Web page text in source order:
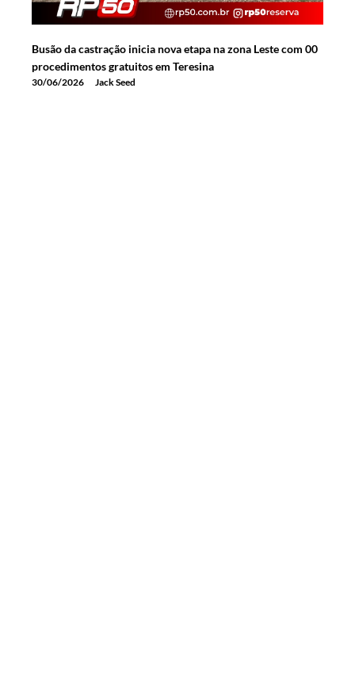
Busão da castração inicia nova etapa na zona Leste com 00
procedimentos gratuitos em Teresina
30/06/2026 Jack Seed